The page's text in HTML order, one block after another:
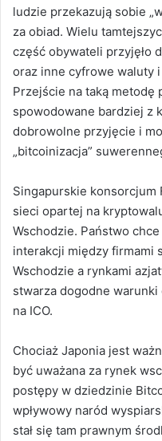
ludzie ​​przekazują sobie
za obiad. Wielu
część obywateli przyjęło
oraz inne cyfrowe waluty
Przejście na taką metodę
spowodowane bardziej z
dobrowolne przyjęcie i
„bitcoinizacja”
Singapurskie
sieci opartej na
Wschodzie. Państwo
interakcji między firmami
Wschodzie a rynkami
stwarza dogodne
na ICO.
Chociaż Japonia jest
być uważana za rynek
postępy w dziedzinie
wpływowy naród
stał się tam prawnym